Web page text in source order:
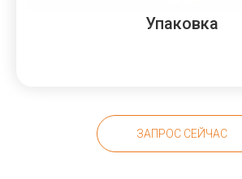
Упаковка
ЗАПРОС СЕЙЧАС